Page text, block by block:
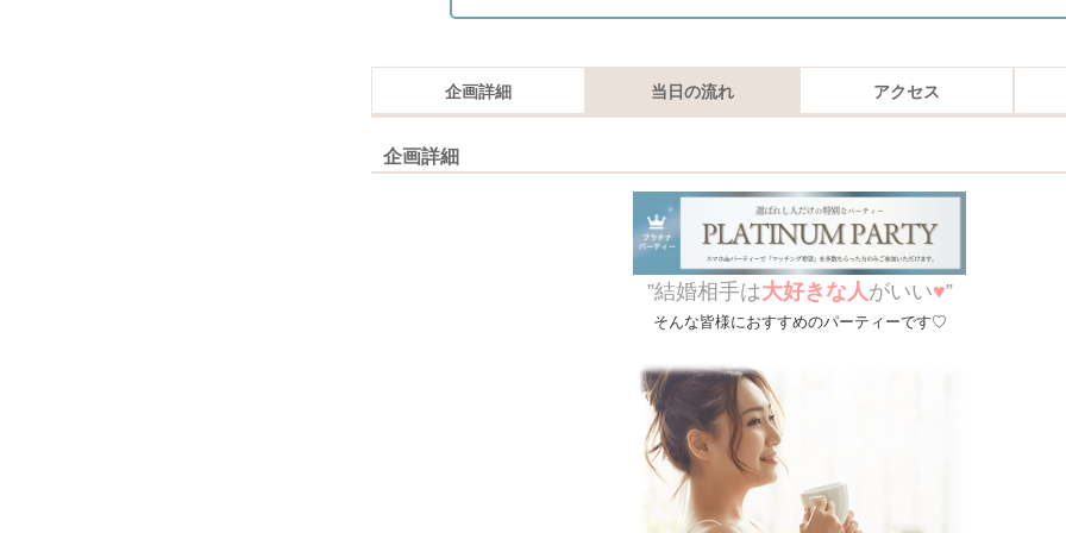
企画詳細 当日の流れ アクセス
企画詳細
”結婚相手は大好きな人がいい♥”
そんな皆様におすすめのパーティーです♡